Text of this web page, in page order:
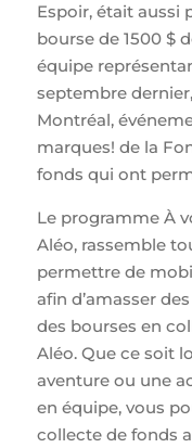
Espoir, était aussi
bourse de 1500 $
équipe
septembre
Montréal,
marques! de la
fonds qui ont
Le programme À
Aléo, rassemble
permettre de
afin d’amasser
des bourses en
Aléo. Que ce soit
aventure ou une
en équipe, vous
collecte de fonds